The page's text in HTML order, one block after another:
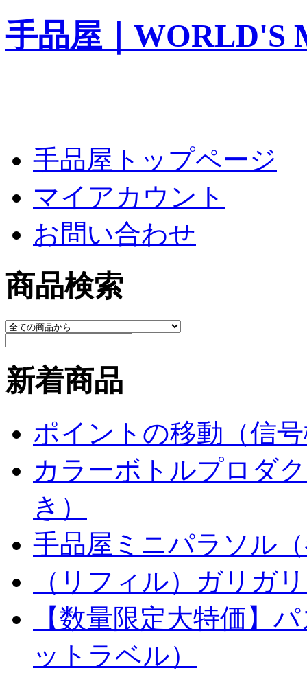
手品屋｜WORLD'S
手品屋トップページ
マイアカウント
お問い合わせ
商品検索
新着商品
ポイントの移動（信
カラーボトルプロダ
き）
手品屋ミニパラソル
（リフィル）ガリガ
【数量限定大特価】
ットラベル）